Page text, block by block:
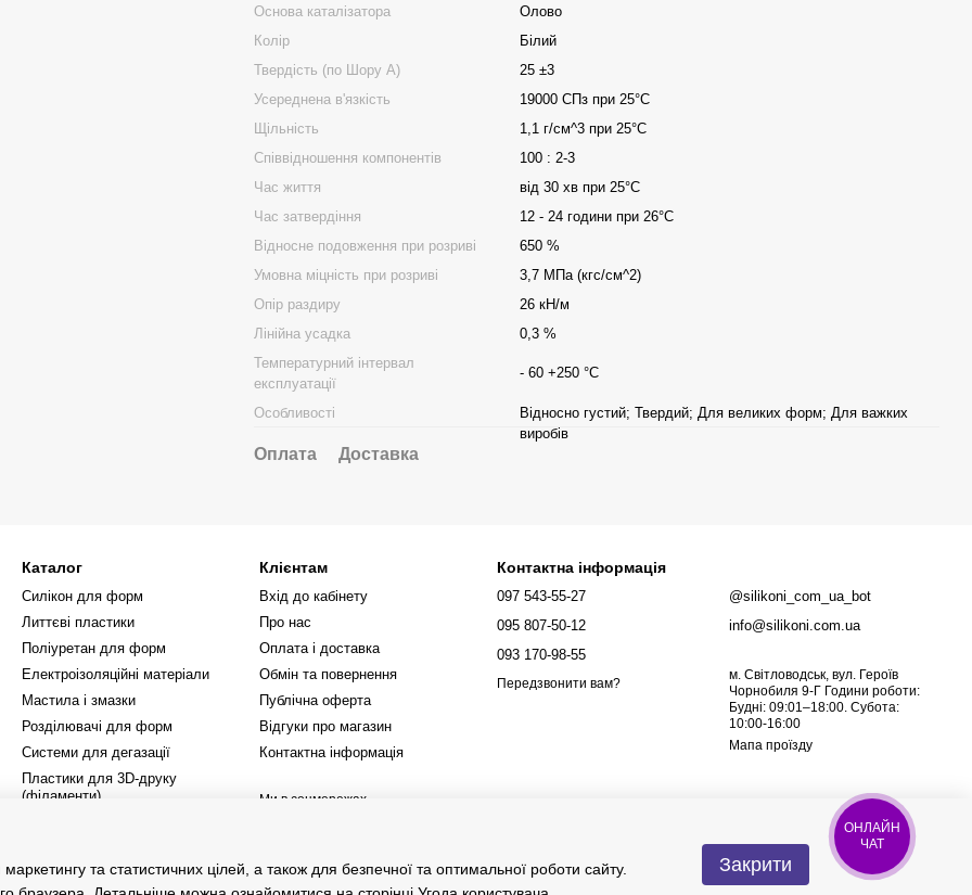
Основа каталізатора
Олово
Колір
Білий
Твердість (по Шору А)
25 ±3
Усереднена в'язкість
19000 СПз при 25°C
Щільність
1,1 г/см^3 при 25°C
Співвідношення компонентів
100 : 2-3
Час життя
від 30 хв при 25°C
Час затвердіння
12 - 24 години при 26°C
Відносне подовження при розриві
650 %
Умовна міцність при розриві
3,7 МПа (кгс/см^2)
Опір раздиру
26 кН/м
Лінійна усадка
0,3 %
Температурний інтервал
експлуатації
- 60 +250 °С
Особливості
Відносно густий; Твердий; Для великих форм; Для важких
виробів
Оплата Доставка
Каталог
Силікон для форм
Литтєві пластики
Поліуретан для форм
Електроізоляційні матеріали
Мастила і змазки
Розділювачі для форм
Системи для дегазації
Пластики для 3D‑друку
(філаменти)
Клієнтам
Вхід до кабінету
Про нас
Оплата і доставка
Обмін та повернення
Публічна оферта
Відгуки про магазин
Контактна інформація
Ми в соцмережах
Контактна інформація
097 543-55-27
095 807-50-12
093 170-98-55
Передзвонити вам?
@silikoni_com_ua_bot
info@silikoni.com.ua
м. Світловодськ, вул. Героїв
Чорнобиля 9-Г Години роботи:
Будні: 09:01–18:00. Субота:
10:00-16:00
Мапа проїзду
та статистичних цілей, а також для безпечної та оптимальної роботи сайту.
Закрити
ОНЛАЙН
ЧАТ